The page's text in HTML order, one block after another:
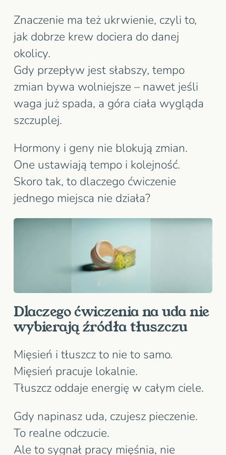
Znaczenie ma też ukrwienie, czyli to,
jak dobrze krew dociera do danej
okolicy.
Gdy przepływ jest słabszy, tempo
zmian bywa wolniejsze – nawet jeśli
waga już spada, a góra ciała wygląda
szczuplej.
Hormony i geny nie blokują zmian.
One ustawiają tempo i kolejność.
Skoro tak, to dlaczego ćwiczenie
jednego miejsca nie działa?
Dlaczego ćwiczenia na uda nie
wybierają źródła tłuszczu
Mięsień i tłuszcz to nie to samo.
Mięsień pracuje lokalnie.
Tłuszcz oddaje energię w całym ciele.
Gdy napinasz uda, czujesz pieczenie.
To realne odczucie.
Ale to sygnał pracy mięśnia, nie